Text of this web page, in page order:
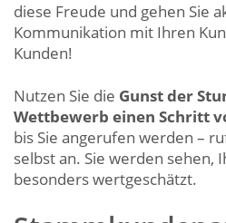
diese Freude und gehen Sie
Kommunikation mit Ihren
Kunden!
Nutzen Sie die Gunst der
Wettbewerb einen Schritt
bis Sie angerufen werden –
selbst an. Sie werden sehen,
besonders wertgeschätzt.